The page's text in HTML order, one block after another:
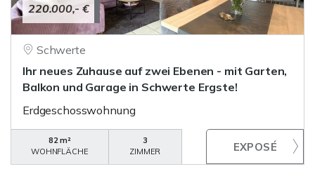
220.000,- €
Schwerte
Ihr neues Zuhause auf zwei Ebenen - mit Garten,
Balkon und Garage in Schwerte Ergste!
Erdgeschosswohnung
82 m²
WOHNFLÄCHE
3
ZIMMER